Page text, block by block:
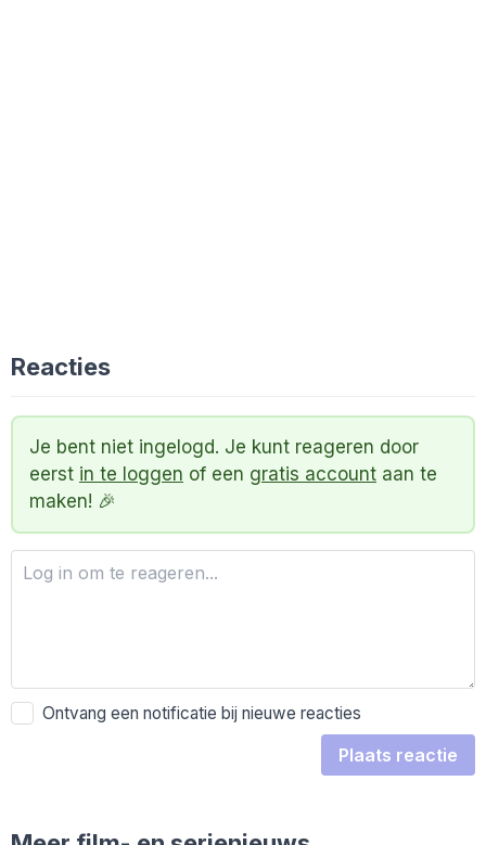
Reacties
Je bent niet ingelogd. Je kunt reageren door
eerst in te loggen of een gratis account aan te
maken! 🎉
Ontvang een notificatie bij nieuwe reacties
Plaats reactie